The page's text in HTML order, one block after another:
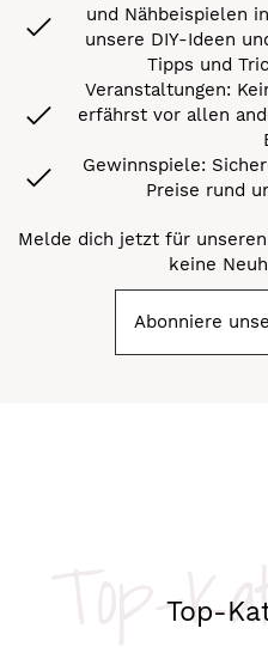
und Nähbeispielen
unsere DIY-Ideen
Tipps und
Veranstaltungen:
erfährst vor allen
Gewinnspiele:
Preise rund
Melde dich jetzt für
keine
Abonniere
Top-
Top-